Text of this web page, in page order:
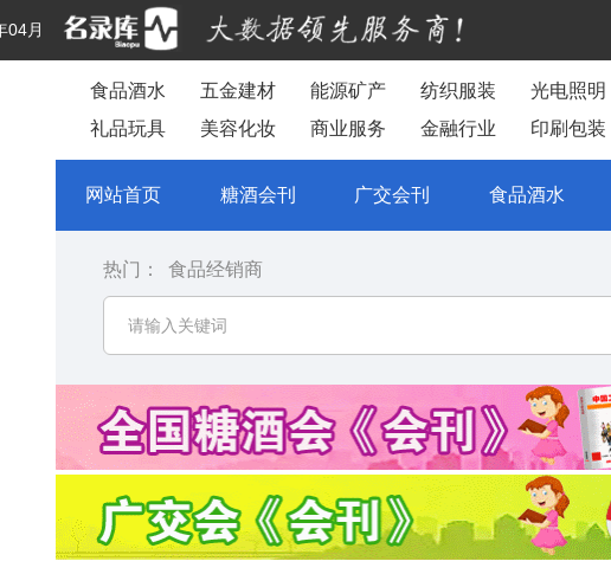
04月
食品酒水 五金建材 能源矿产 纺织服装 光电照明
礼品玩具
美容化妆 商业服务 金融行业 印刷包装
网站首页 糖酒会刊 广交会刊 食品酒水
热门： 食品经销商